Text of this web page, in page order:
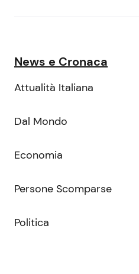
News e Cronaca
Attualità Italiana
Dal Mondo
Economia
Persone Scomparse
Politica